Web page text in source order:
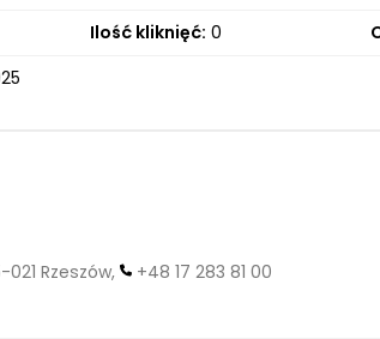
Ilość kliknięć: 0
Rzeszów, +48 17 283 81 00